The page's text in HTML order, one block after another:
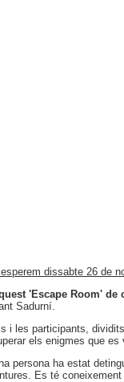
dissabte 26 de
'Escape Room' de
Sadurní.
i les participants,
els enigmes que es
persona ha estat
Es té